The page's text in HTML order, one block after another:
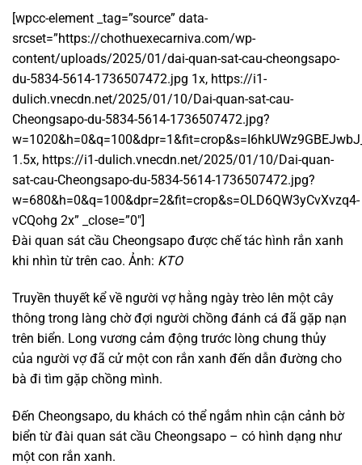
[wpcc-element _tag=”source” data-
srcset=”https://chothuexecarniva.com/wp-
content/uploads/2025/01/dai-quan-sat-cau-cheongsapo-
du-5834-5614-1736507472.jpg 1x, https://i1-
dulich.vnecdn.net/2025/01/10/Dai-quan-sat-cau-
Cheongsapo-du-5834-5614-1736507472.jpg?
1.5x, https://i1-dulich.vnecdn.net/2025/01/10/Dai-quan-
sat-cau-Cheongsapo-du-5834-5614-1736507472.jpg?
w=680&h=0&q=100&dpr=2&fit=crop&s=OLD6QW3yCvXvzq4-
vCQohg 2x” _close=”0″]
Đài quan sát cầu Cheongsapo được chế tác hình rắn xanh
khi nhìn từ trên cao. Ảnh: KTO
Truyền thuyết kể về người vợ hằng ngày trèo lên một cây
thông trong làng chờ đợi người chồng đánh cá đã gặp nạn
trên biển. Long vương cảm động trước lòng chung thủy
của người vợ đã cử một con rắn xanh đến dẫn đường cho
bà đi tìm gặp chồng mình.
Đến Cheongsapo, du khách có thể ngắm nhìn cận cảnh bờ
biển từ đài quan sát cầu Cheongsapo – có hình dạng như
một con rắn xanh.